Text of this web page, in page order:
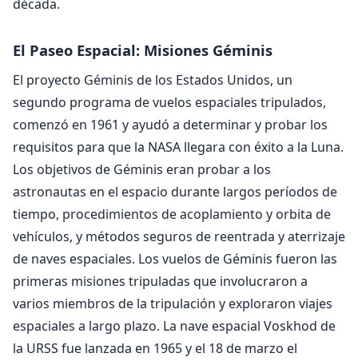
década.
El Paseo Espacial: Misiones Géminis
El proyecto Géminis de los Estados Unidos, un
segundo programa de vuelos espaciales tripulados,
comenzó en 1961 y ayudó a determinar y probar los
requisitos para que la NASA llegara con éxito a la Luna.
Los objetivos de Géminis eran probar a los
astronautas en el espacio durante largos períodos de
tiempo, procedimientos de acoplamiento y orbita de
vehículos, y métodos seguros de reentrada y aterrizaje
de naves espaciales. Los vuelos de Géminis fueron las
primeras misiones tripuladas que involucraron a
varios miembros de la tripulación y exploraron viajes
espaciales a largo plazo. La nave espacial Voskhod de
la URSS fue lanzada en 1965 y el 18 de marzo el